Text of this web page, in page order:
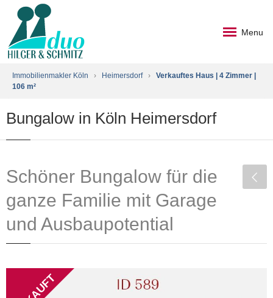
Menu
Immobilienmakler Köln › Heimersdorf › Verkauftes Haus | 4 Zimmer |
106 m²
Bungalow in Köln Heimersdorf
Schöner Bungalow für die
ganze Familie mit Garage
und Ausbaupotential